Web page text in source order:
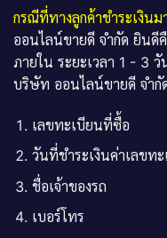
กรณีที่ทางลูกค้าชำระเงิน
ออนไลน์ขายดี จำกัด ยินดี
ภายใน ระยะเวลา 1 - 3 วั
บริษัท ออนไลน์ขายดี จำกั
เลขทะเบียนที่ซื้อ
วันที่ชำระเงินค่าเลขท
ชื่อเจ้าของรถ
เบอร์โทร